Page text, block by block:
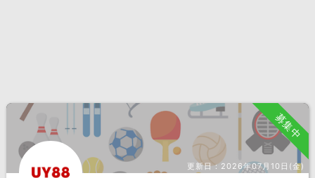
募集中
更新日： 2026年07月10日(金)